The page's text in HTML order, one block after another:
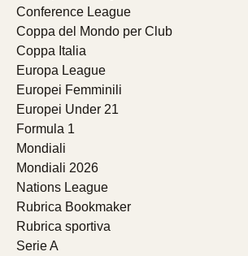
Conference League
Coppa del Mondo per Club
Coppa Italia
Europa League
Europei Femminili
Europei Under 21
Formula 1
Mondiali
Mondiali 2026
Nations League
Rubrica Bookmaker
Rubrica sportiva
Serie A